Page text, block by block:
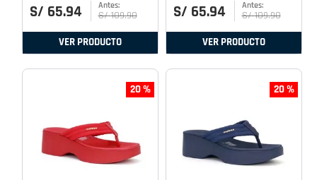
S/ 65.94 S/ 109.90
VER PRODUCTO
S/ 65.94 S/ 109.90
VER PRODUCTO
20 % 20 %